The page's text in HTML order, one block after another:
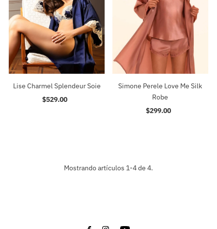
Lise Charmel Splendeur Soie
Precio
$529.00
Simone Perele Love Me Silk
Robe
Precio
$299.00
Mostrando artículos 1-4 de 4.